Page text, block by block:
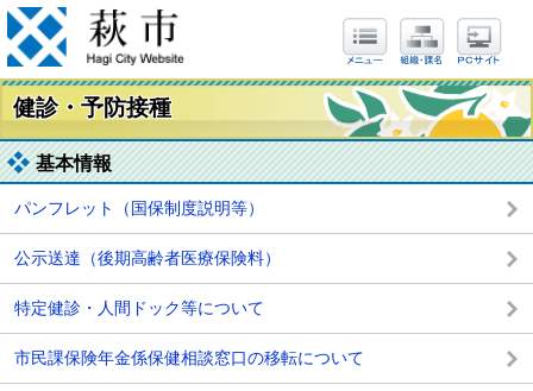
健診・予防接種
基本情報
パンフレット（国保制度説明等）
公示送達（後期高齢者医療保険料）
特定健診・人間ドック等について
市民課保険年金係保健相談窓口の移転について